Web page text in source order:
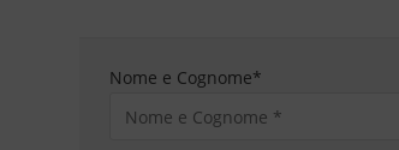
Nome e Cognome*